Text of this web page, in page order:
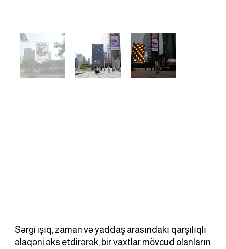
Sərgi işıq, zaman və yaddaş arasındakı qarşılıqlı
əlaqəni əks etdirərək, bir vaxtlar mövcud olanların